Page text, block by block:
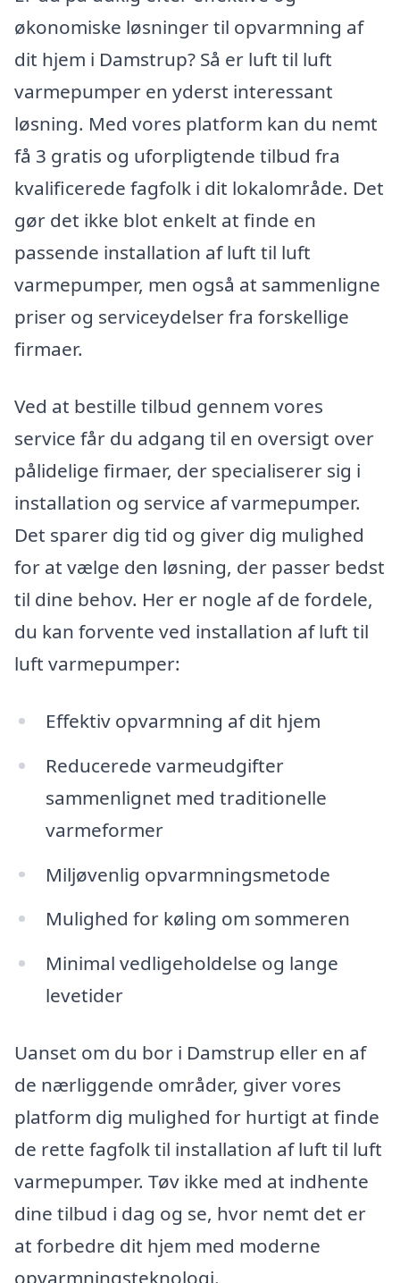
økonomiske løsninger til opvarmning af
dit hjem i Damstrup? Så er luft til luft
varmepumper en yderst interessant
løsning. Med vores platform kan du nemt
få 3 gratis og uforpligtende tilbud fra
kvalificerede fagfolk i dit lokalområde. Det
gør det ikke blot enkelt at finde en
passende installation af luft til luft
varmepumper, men også at sammenligne
priser og serviceydelser fra forskellige
firmaer.
Ved at bestille tilbud gennem vores
service får du adgang til en oversigt over
pålidelige firmaer, der specialiserer sig i
installation og service af varmepumper.
Det sparer dig tid og giver dig mulighed
for at vælge den løsning, der passer bedst
til dine behov. Her er nogle af de fordele,
du kan forvente ved installation af luft til
luft varmepumper:
Effektiv opvarmning af dit hjem
Reducerede varmeudgifter
sammenlignet med traditionelle
varmeformer
Miljøvenlig opvarmningsmetode
Mulighed for køling om sommeren
Minimal vedligeholdelse og lange
levetider
Uanset om du bor i Damstrup eller en af
de nærliggende områder, giver vores
platform dig mulighed for hurtigt at finde
de rette fagfolk til installation af luft til luft
varmepumper. Tøv ikke med at indhente
dine tilbud i dag og se, hvor nemt det er
at forbedre dit hjem med moderne
opvarmningsteknologi.